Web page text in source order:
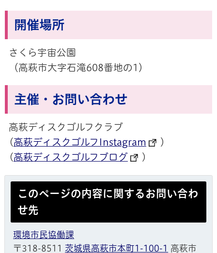
開催場所
さくら宇宙公園
（高萩市大字石滝608番地の1）
主催・お問い合わせ
高萩ディスクゴルフクラブ
(高萩ディスクゴルフInstagram
）
(高萩ディスクゴルフブログ )
このページの内容に関するお問い合わ
せ先
環境市民協働課
〒318-8511 茨城県高萩市本町1-100-1 高萩市